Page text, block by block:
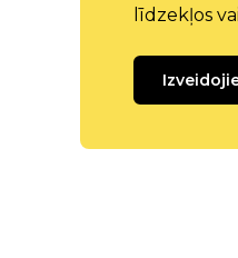
līdzekļos